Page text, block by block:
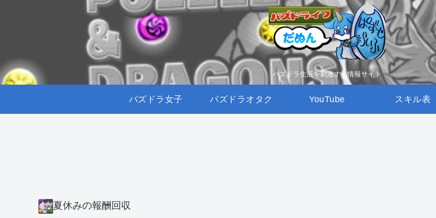
パズドラ生活を刺激する情報サイト
パズドラ女子 パズドラオタク YouTube スキル表
夏休みの報酬回収